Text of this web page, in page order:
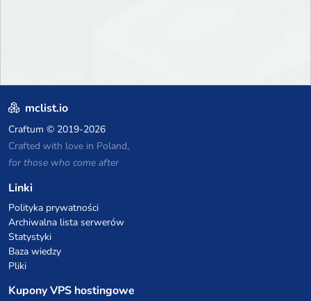
mclist.io
Craftum © 2019-2026
Crafted with love in Poland,
for those who come after
Linki
Polityka prywatności
Archiwalna lista serwerów
Statystyki
Baza wiedzy
Pliki
Kupony VPS hostingowe